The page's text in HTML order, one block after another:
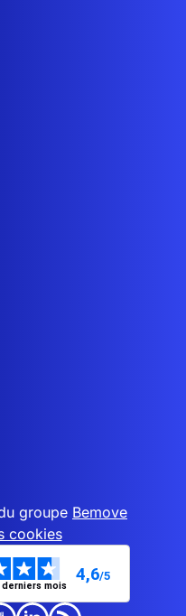
groupe Bemove
cookies
derniers mois
4,6/5